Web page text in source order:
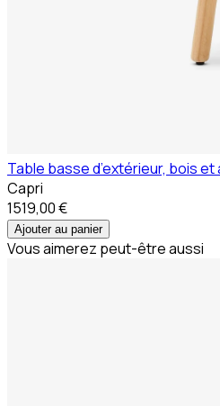
Table basse d’extérieur, bois et
Capri
1519,00 €
Ajouter au panier
Vous aimerez peut-être aussi